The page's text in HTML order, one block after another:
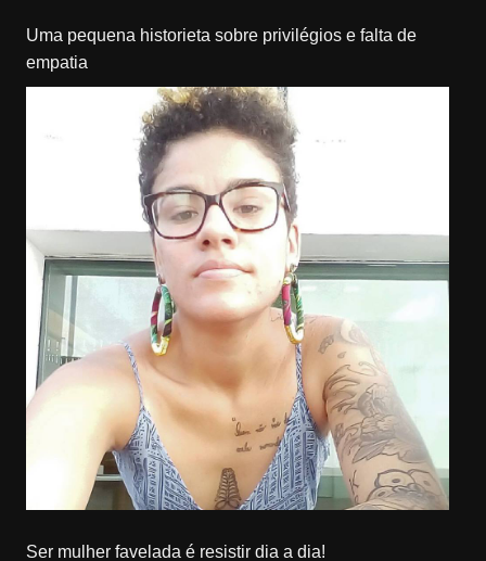
Uma pequena historieta sobre privilégios e falta de
empatia
Ser mulher favelada é resistir dia a dia!